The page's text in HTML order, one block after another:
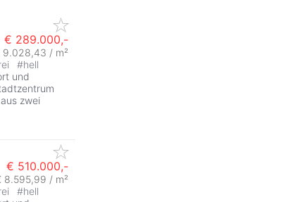
€ 289.000,-
9.028,43 / m²
#hell
und
zwei
€ 510.000,-
8.595,99 / m²
#hell